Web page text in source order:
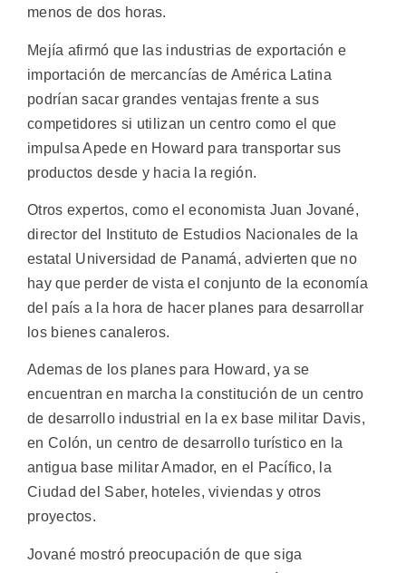
menos de dos horas.
Mejía afirmó que las industrias de exportación e
importación de mercancías de América Latina
podrían sacar grandes ventajas frente a sus
competidores si utilizan un centro como el que
impulsa Apede en Howard para transportar sus
productos desde y hacia la región.
Otros expertos, como el economista Juan Jované,
director del Instituto de Estudios Nacionales de la
estatal Universidad de Panamá, advierten que no
hay que perder de vista el conjunto de la economía
del país a la hora de hacer planes para desarrollar
los bienes canaleros.
Ademas de los planes para Howard, ya se
encuentran en marcha la constitución de un centro
de desarrollo industrial en la ex base militar Davis,
en Colón, un centro de desarrollo turístico en la
antigua base militar Amador, en el Pacífico, la
Ciudad del Saber, hoteles, viviendas y otros
proyectos.
Jované mostró preocupación de que siga